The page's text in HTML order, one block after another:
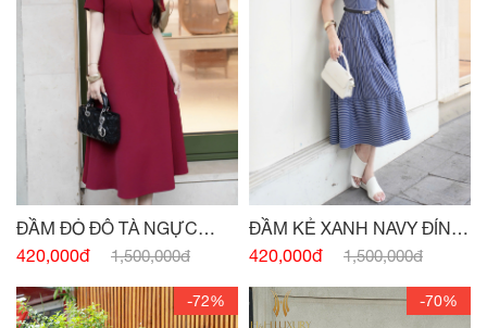
ĐẦM ĐỎ ĐÔ TÀ NGỰC
ĐÍNH CHARM
420,000đ 1,500,000đ
ĐẦM KẺ XANH NAVY ĐÍNH
CÚC
420,000đ 1,500,000đ
-72% -70%